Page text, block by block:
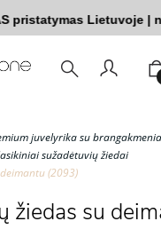
pristatymas Lietuvoje|
juvelyrika su
sužadėtuvių žiedai
(2093)
žiedas su